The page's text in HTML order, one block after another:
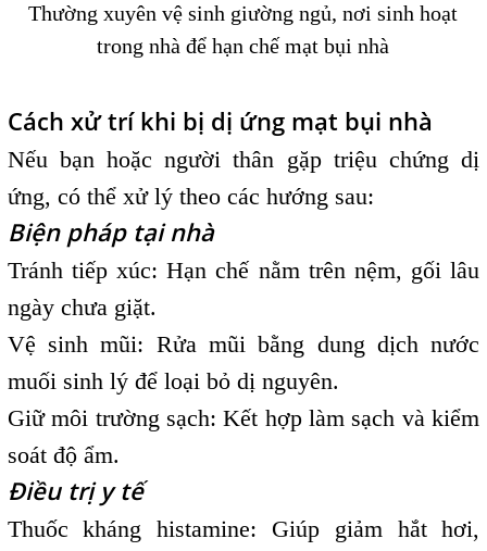
Thường xuyên vệ sinh giường ngủ, nơi sinh hoạt
trong nhà để hạn chế mạt bụi nhà
Cách xử trí khi bị dị ứng mạt bụi nhà
Nếu bạn hoặc người thân gặp triệu chứng dị
ứng, có thể xử lý theo các hướng sau:
Biện pháp tại nhà
Tránh tiếp xúc: Hạn chế nằm trên nệm, gối lâu
ngày chưa giặt.
Vệ sinh mũi: Rửa mũi bằng dung dịch nước
muối sinh lý để loại bỏ dị nguyên.
Giữ môi trường sạch: Kết hợp làm sạch và kiểm
soát độ ẩm.
Điều trị y tế
Thuốc kháng histamine: Giúp giảm hắt hơi,